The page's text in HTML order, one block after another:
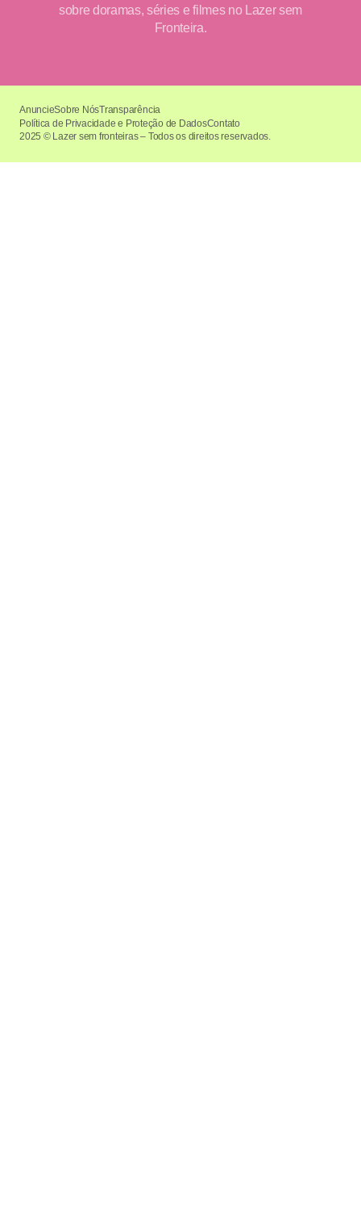
sobre doramas, séries e filmes no Lazer sem
Fronteira.
2025 © Lazer sem fronteiras – Todos os direitos reservados.
AnuncieSobre NósTransparência
Política de Privacidade e Proteção de DadosContato